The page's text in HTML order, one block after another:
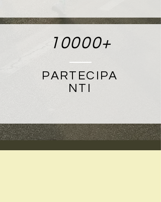
10000+
PARTECIPA
NTI